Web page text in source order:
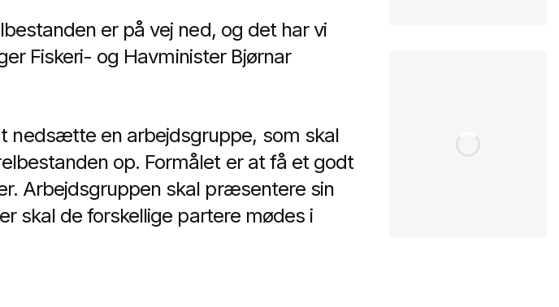
er på vej ned, og det har vi
Fiskeri- og Havminister Bjørnar
nedsætte en arbejdsgruppe, som skal
op. Formålet er at få et godt
Arbejdsgruppen skal præsentere sin
skal de forskellige partere mødes i